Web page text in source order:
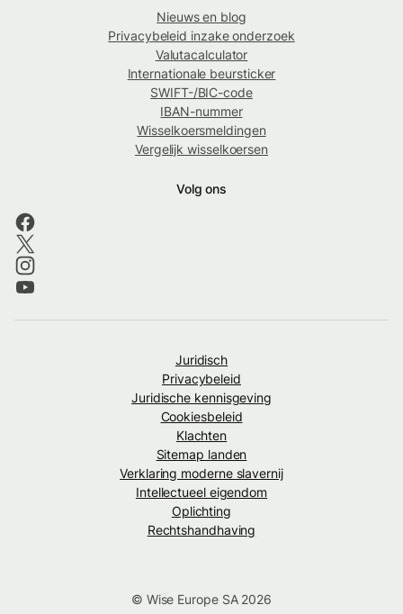
Nieuws en blog
Privacybeleid inzake onderzoek
Valutacalculator
Internationale beursticker
SWIFT-/BIC-code
IBAN-nummer
Wisselkoersmeldingen
Vergelijk wisselkoersen
Volg ons
Juridisch
Privacybeleid
Juridische kennisgeving
Cookiesbeleid
Klachten
Sitemap landen
Verklaring moderne slavernij
Intellectueel eigendom
Oplichting
Rechtshandhaving
© Wise Europe SA 2026